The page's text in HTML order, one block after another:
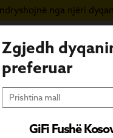
nga njëri
Zgjedh
preferuar
GiFi Fushë
Vera në GiFi